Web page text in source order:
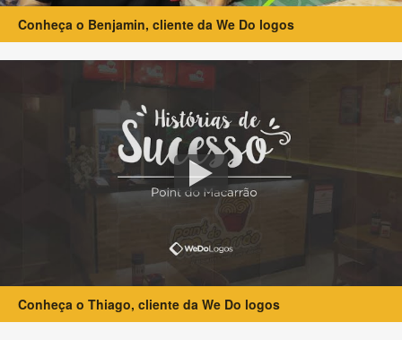
Conheça o Benjamin, cliente da We Do logos
Conheça o Thiago, cliente da We Do logos